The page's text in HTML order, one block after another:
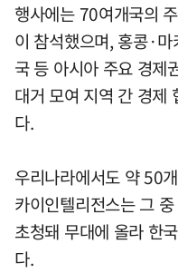
행사에는 70여개국의
이 참석했으며, 홍콩·
국 등 아시아 주요 경제
대거 모여 지역 간 경제
다.
우리나라에서도 약 50
카이인텔리전스는 그
초청돼 무대에 올라 한
다.